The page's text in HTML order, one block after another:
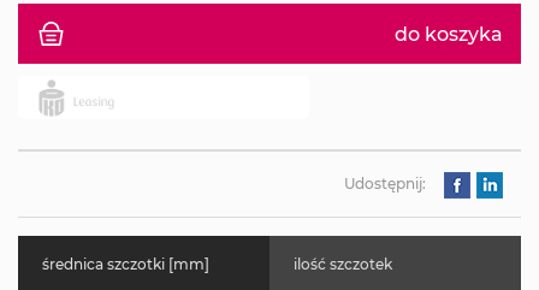
do koszyka
Udostępnij:
średnica szczotki [mm] ilość szczotek